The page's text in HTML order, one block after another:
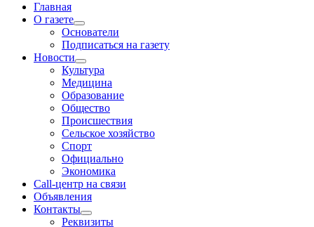
Главная
О газете
Основатели
Подписаться на газету
Новости
Культура
Медицина
Образование
Общество
Происшествия
Сельское хозяйство
Спорт
Официально
Экономика
Call-центр на связи
Объявления
Контакты
Реквизиты